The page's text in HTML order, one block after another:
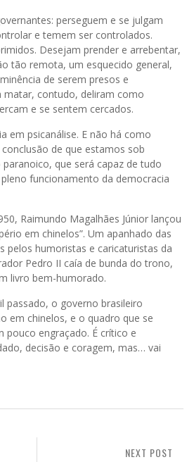
perseguem e se julgam
e temem ser controlados.
Desejam prender e arrebentar,
tão remota, um esquecido general,
de serem presos e
matar, contudo, deliram como
e se sentem cercados.
em psicanálise. E não há como
de que estamos sob
que será capaz de tudo
funcionamento da democracia
Raimundo Magalhães Júnior lançou
em chinelos”. Um apanhado das
pelos humoristas e caricaturistas da
Pedro II caía de bunda do trono,
livro bem-humorado.
passado, o governo brasileiro
em chinelos, e o quadro que se
pouco engraçado. É crítico e
decisão e coragem, mas… vai
NEXT POST